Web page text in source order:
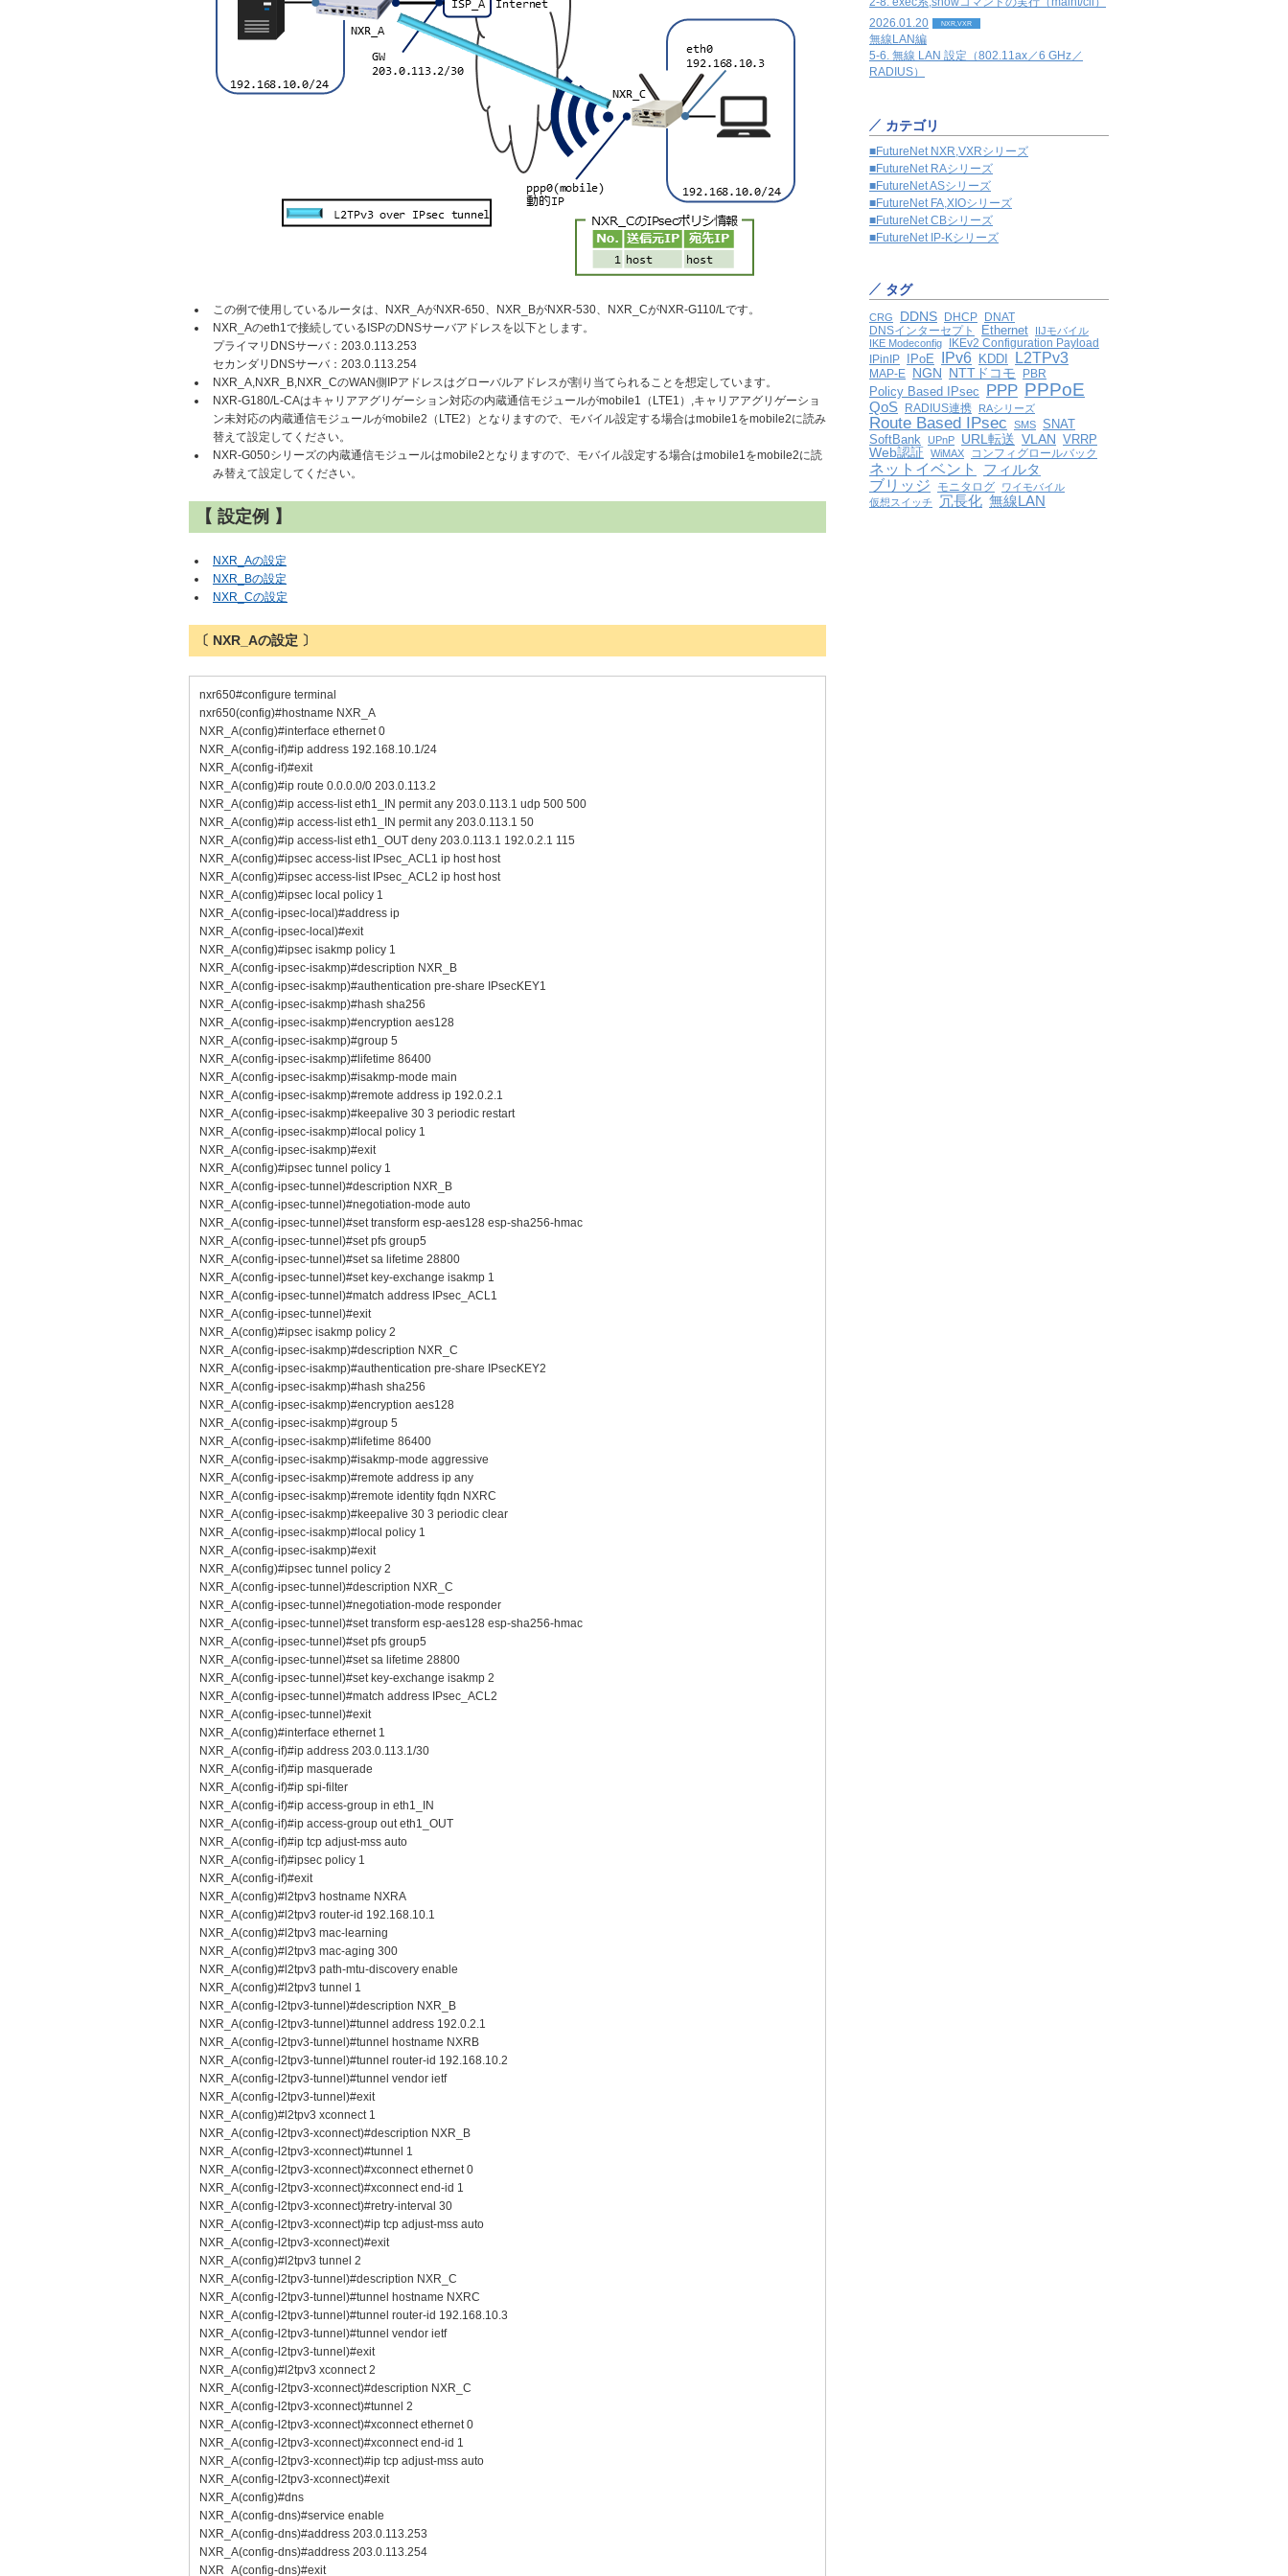
この例で使用しているルータは、NXR_AがNXR-650、NXR_BがNXR-530、NXR_CがNXR-G110/Lです。
NXR_Aのeth1で接続しているISPのDNSサーバアドレスを以下とします。
プライマリDNSサーバ：203.0.113.253
セカンダリDNSサーバ：203.0.113.254
NXR_A,NXR_B,NXR_CのWAN側IPアドレスはグローバルアドレスが割り当てられることを想定しています。
NXR-G180/L-CAはキャリアアグリゲーション対応の内蔵通信モジュールがmobile1（LTE1）,キャリアアグリゲーショ
ン未対応の内蔵通信モジュールがmobile2（LTE2）となりますので、モバイル設定する場合はmobile1をmobile2に読み
替えて設定してください。
NXR-G050シリーズの内蔵通信モジュールはmobile2となりますので、モバイル設定する場合はmobile1をmobile2に読
み替えて設定してください。
【 設定例 】
NXR_Aの設定
NXR_Bの設定
NXR_Cの設定
〔 NXR_Aの設定 〕
nxr650#configure terminal
nxr650(config)#hostname NXR_A
NXR_A(config)#interface ethernet 0
NXR_A(config-if)#ip address 192.168.10.1/24
NXR_A(config-if)#exit
NXR_A(config)#ip route 0.0.0.0/0 203.0.113.2
NXR_A(config)#ip access-list eth1_IN permit any 203.0.113.1 udp 500 500
NXR_A(config)#ip access-list eth1_IN permit any 203.0.113.1 50
NXR_A(config)#ip access-list eth1_OUT deny 203.0.113.1 192.0.2.1 115
NXR_A(config)#ipsec access-list IPsec_ACL1 ip host host
NXR_A(config)#ipsec access-list IPsec_ACL2 ip host host
NXR_A(config)#ipsec local policy 1
NXR_A(config-ipsec-local)#address ip
NXR_A(config-ipsec-local)#exit
NXR_A(config)#ipsec isakmp policy 1
NXR_A(config-ipsec-isakmp)#description NXR_B
NXR_A(config-ipsec-isakmp)#authentication pre-share IPsecKEY1
NXR_A(config-ipsec-isakmp)#hash sha256
NXR_A(config-ipsec-isakmp)#encryption aes128
NXR_A(config-ipsec-isakmp)#group 5
NXR_A(config-ipsec-isakmp)#lifetime 86400
NXR_A(config-ipsec-isakmp)#isakmp-mode main
NXR_A(config-ipsec-isakmp)#remote address ip 192.0.2.1
NXR_A(config-ipsec-isakmp)#keepalive 30 3 periodic restart
NXR_A(config-ipsec-isakmp)#local policy 1
NXR_A(config-ipsec-isakmp)#exit
NXR_A(config)#ipsec tunnel policy 1
NXR_A(config-ipsec-tunnel)#description NXR_B
NXR_A(config-ipsec-tunnel)#negotiation-mode auto
NXR_A(config-ipsec-tunnel)#set transform esp-aes128 esp-sha256-hmac
NXR_A(config-ipsec-tunnel)#set pfs group5
NXR_A(config-ipsec-tunnel)#set sa lifetime 28800
NXR_A(config-ipsec-tunnel)#set key-exchange isakmp 1
NXR_A(config-ipsec-tunnel)#match address IPsec_ACL1
NXR_A(config-ipsec-tunnel)#exit
NXR_A(config)#ipsec isakmp policy 2
NXR_A(config-ipsec-isakmp)#description NXR_C
NXR_A(config-ipsec-isakmp)#authentication pre-share IPsecKEY2
NXR_A(config-ipsec-isakmp)#hash sha256
NXR_A(config-ipsec-isakmp)#encryption aes128
NXR_A(config-ipsec-isakmp)#group 5
NXR_A(config-ipsec-isakmp)#lifetime 86400
NXR_A(config-ipsec-isakmp)#isakmp-mode aggressive
NXR_A(config-ipsec-isakmp)#remote address ip any
NXR_A(config-ipsec-isakmp)#remote identity fqdn NXRC
NXR_A(config-ipsec-isakmp)#keepalive 30 3 periodic clear
NXR_A(config-ipsec-isakmp)#local policy 1
NXR_A(config-ipsec-isakmp)#exit
NXR_A(config)#ipsec tunnel policy 2
NXR_A(config-ipsec-tunnel)#description NXR_C
NXR_A(config-ipsec-tunnel)#negotiation-mode responder
NXR_A(config-ipsec-tunnel)#set transform esp-aes128 esp-sha256-hmac
NXR_A(config-ipsec-tunnel)#set pfs group5
NXR_A(config-ipsec-tunnel)#set sa lifetime 28800
NXR_A(config-ipsec-tunnel)#set key-exchange isakmp 2
NXR_A(config-ipsec-tunnel)#match address IPsec_ACL2
NXR_A(config-ipsec-tunnel)#exit
NXR_A(config)#interface ethernet 1
NXR_A(config-if)#ip address 203.0.113.1/30
NXR_A(config-if)#ip masquerade
NXR_A(config-if)#ip spi-filter
NXR_A(config-if)#ip access-group in eth1_IN
NXR_A(config-if)#ip access-group out eth1_OUT
NXR_A(config-if)#ip tcp adjust-mss auto
NXR_A(config-if)#ipsec policy 1
NXR_A(config-if)#exit
NXR_A(config)#l2tpv3 hostname NXRA
NXR_A(config)#l2tpv3 router-id 192.168.10.1
NXR_A(config)#l2tpv3 mac-learning
NXR_A(config)#l2tpv3 mac-aging 300
NXR_A(config)#l2tpv3 path-mtu-discovery enable
NXR_A(config)#l2tpv3 tunnel 1
NXR_A(config-l2tpv3-tunnel)#description NXR_B
NXR_A(config-l2tpv3-tunnel)#tunnel address 192.0.2.1
NXR_A(config-l2tpv3-tunnel)#tunnel hostname NXRB
NXR_A(config-l2tpv3-tunnel)#tunnel router-id 192.168.10.2
NXR_A(config-l2tpv3-tunnel)#tunnel vendor ietf
NXR_A(config-l2tpv3-tunnel)#exit
NXR_A(config)#l2tpv3 xconnect 1
NXR_A(config-l2tpv3-xconnect)#description NXR_B
NXR_A(config-l2tpv3-xconnect)#tunnel 1
NXR_A(config-l2tpv3-xconnect)#xconnect ethernet 0
NXR_A(config-l2tpv3-xconnect)#xconnect end-id 1
NXR_A(config-l2tpv3-xconnect)#retry-interval 30
NXR_A(config-l2tpv3-xconnect)#ip tcp adjust-mss auto
NXR_A(config-l2tpv3-xconnect)#exit
NXR_A(config)#l2tpv3 tunnel 2
NXR_A(config-l2tpv3-tunnel)#description NXR_C
NXR_A(config-l2tpv3-tunnel)#tunnel hostname NXRC
NXR_A(config-l2tpv3-tunnel)#tunnel router-id 192.168.10.3
NXR_A(config-l2tpv3-tunnel)#tunnel vendor ietf
NXR_A(config-l2tpv3-tunnel)#exit
NXR_A(config)#l2tpv3 xconnect 2
NXR_A(config-l2tpv3-xconnect)#description NXR_C
NXR_A(config-l2tpv3-xconnect)#tunnel 2
NXR_A(config-l2tpv3-xconnect)#xconnect ethernet 0
NXR_A(config-l2tpv3-xconnect)#xconnect end-id 1
NXR_A(config-l2tpv3-xconnect)#ip tcp adjust-mss auto
NXR_A(config-l2tpv3-xconnect)#exit
NXR_A(config)#dns
NXR_A(config-dns)#service enable
NXR_A(config-dns)#address 203.0.113.253
NXR_A(config-dns)#address 203.0.113.254
NXR_A(config-dns)#exit
2026.01.20
NXR,VXR
無線LAN編
5-6. 無線 LAN 設定（802.11ax／6 GHz／
RADIUS）
カテゴリ
■FutureNet NXR,VXRシリーズ
■FutureNet RAシリーズ
■FutureNet ASシリーズ
■FutureNet FA,XIOシリーズ
■FutureNet CBシリーズ
■FutureNet IP-Kシリーズ
タグ
CRG DDNS DHCP DNAT
DNSインターセプト Ethernet
IIJモバイル
IKE Modeconfig
IKEv2 Configuration Payload
IPinIP
IPoE IPv6 KDDI L2TPv3
MAP-E NGN NTTドコモ PBR
Policy Based IPsec PPP PPPoE
QoS RADIUS連携 RAシリーズ
Route Based IPsec SMS SNAT
SoftBank UPnP URL転送 VLAN VRRP
Web認証
WiMAX コンフィグロールバック
ネットイベント
フィルタ
ブリッジ
モニタログ
ワイモバイル
仮想スイッチ
冗長化 無線LAN